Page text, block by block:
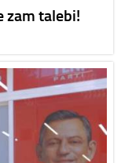
zam talebi!